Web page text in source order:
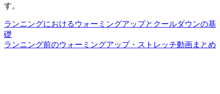
す。
ランニングにおけるウォーミングアップとクールダウンの基
礎
ランニング前のウォーミングアップ・ストレッチ動画まとめ